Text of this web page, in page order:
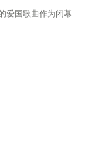
爱国歌曲作为闭幕